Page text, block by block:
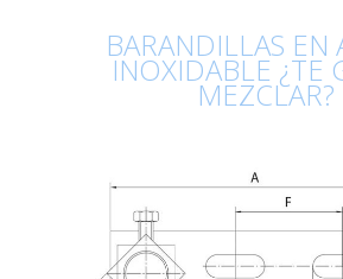
BARANDILLAS EN
INOXIDABLE ¿TE
MEZCLAR?